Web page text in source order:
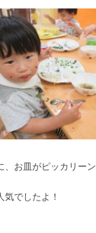
、お皿がピッカリーン
気でしたよ！